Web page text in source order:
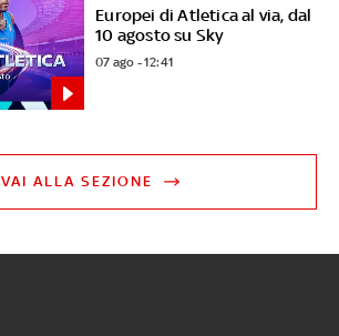
Europei di Atletica al via, dal
10 agosto su Sky
07 ago - 12:41
VAI ALLA SEZIONE